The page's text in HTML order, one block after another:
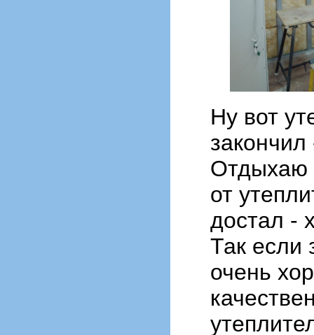
Ну вот
закончил
Отдыхаю
от
достал -
Так если
очень